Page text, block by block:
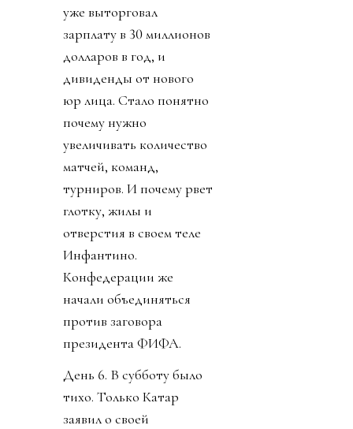
уже выторговал
зарплату в 30 миллионов
долларов в год, и
дивиденды от нового
юр лица. Стало понятно
почему нужно
увеличивать количество
матчей, команд,
турниров. И почему рвет
глотку, жилы и
отверстия в своем теле
Инфантино.
Конфедерации же
начали объединяться
против заговора
президента ФИФА.
День 6. В субботу было
тихо. Только Катар
заявил о своей